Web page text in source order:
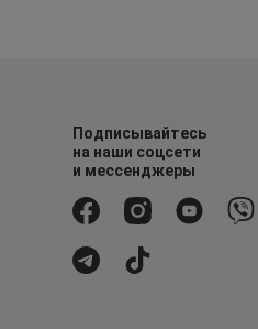
Подписывайтесь
на наши соцсети
и мессенджеры